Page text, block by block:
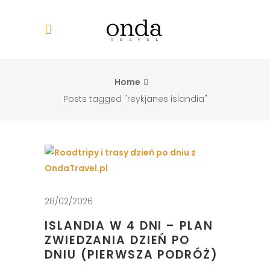
Home
Posts tagged "reykjanes islandia"
28/02/2026
ISLANDIA W 4 DNI – PLAN
ZWIEDZANIA DZIEŃ PO
DNIU (PIERWSZA PODRÓŻ)